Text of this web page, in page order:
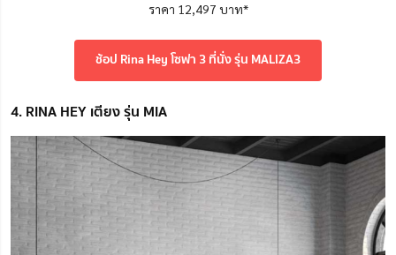
ราคา 12,497 บาท*
ช้อป Rina Hey โซฟา 3 ที่นั่ง รุ่น MALIZA3
4. RINA HEY เตียง รุ่น MIA